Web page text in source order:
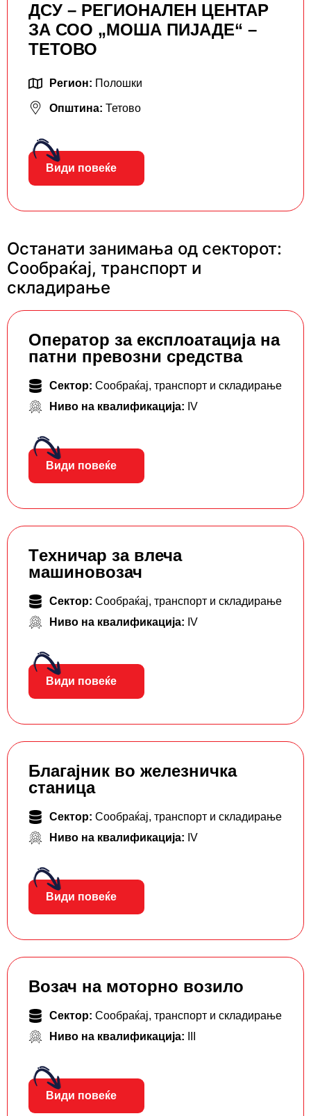
ДСУ – РЕГИОНАЛЕН ЦЕНТАР
ЗА СОО „МОША ПИЈАДЕ“ –
ТЕТОВО
Регион: Полошки
Општина: Тетово
Види повеќе
Останати занимања од секторот:
Сообраќај, транспорт и
складирање
Oператор за експлоатација на
патни превозни средства
Сектор: Сообраќај, транспорт и складирање
Ниво на квалификација: IV
Види повеќе
Tехничар за влеча
машиновозач
Сектор: Сообраќај, транспорт и складирање
Ниво на квалификација: IV
Види повеќе
Благајник во железничка
станица
Сектор: Сообраќај, транспорт и складирање
Ниво на квалификација: IV
Види повеќе
Возач на моторно возило
Сектор: Сообраќај, транспорт и складирање
Ниво на квалификација:
Види повеќе